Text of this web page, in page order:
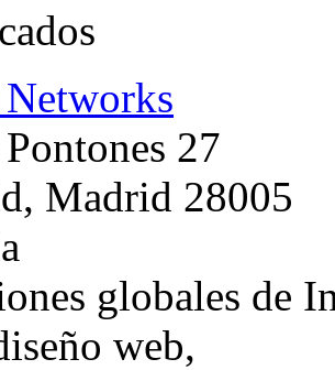
Pontones 27
Madrid 28005
globales de
web,